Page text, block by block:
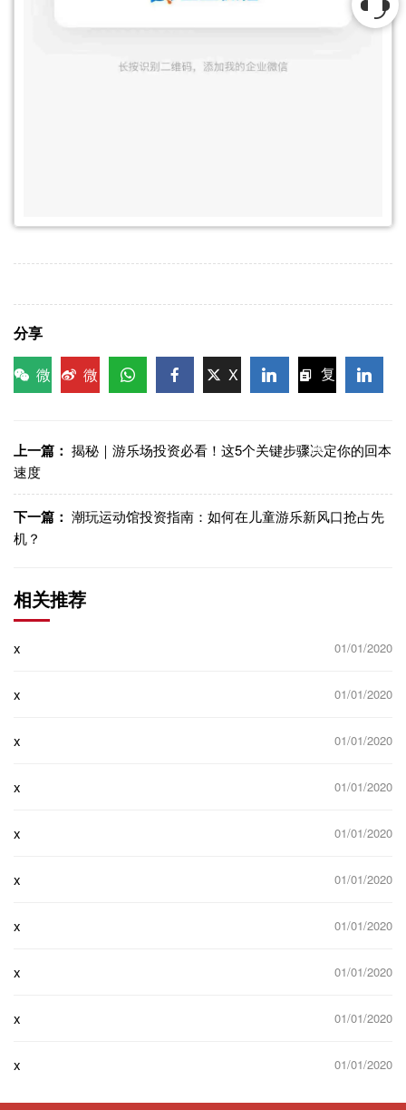
分享
微
微
X
复
接
上一篇： 揭秘｜游乐场投资必看！这5个关键步骤决定你的回本
速度
下一篇： 潮玩运动馆投资指南：如何在儿童游乐新风口抢占先
机？
相关推荐
x 01/01/2020
x 01/01/2020
x 01/01/2020
x 01/01/2020
x 01/01/2020
x 01/01/2020
x 01/01/2020
x 01/01/2020
x 01/01/2020
x 01/01/2020